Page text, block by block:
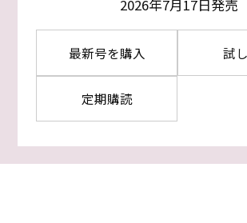
2026年7月17日発売
最新号を購入 試
定期購読